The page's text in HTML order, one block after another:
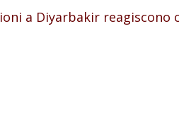
a Diyarbakir reagiscono